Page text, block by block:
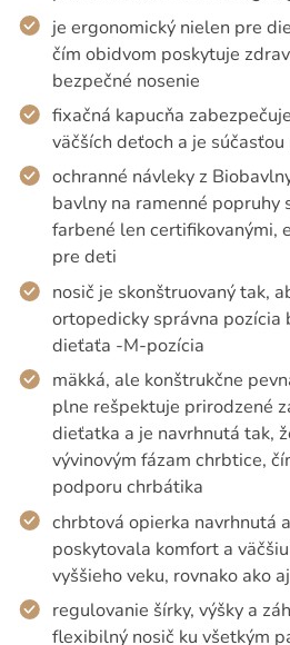
je ergonomický nielen pre
čím obidvom poskytuje
bezpečné nosenie
fixačná kapucňa
väčších deťoch a je súčasťou
ochranné návleky z
bavlny na ramenné popruhy
farbené len certifikovanými,
pre deti
nosič je skonštruovaný tak,
ortopedicky správna pozícia
dieťaťa -M-pozícia
mäkká, ale konštrukčne
plne rešpektuje prirodzené
dieťatka a je navrhnutá tak,
vývinovým fázam chrbtice,
podporu chrbátika
chrbtová opierka navrhnutá
poskytovala komfort a
vyššieho veku, rovnako ako
regulovanie šírky, výšky a
flexibilný nosič ku všetkým